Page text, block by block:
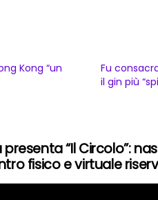
Kong “un
Fu
il gin più
presenta “Il Circolo”:
fisico e virtuale